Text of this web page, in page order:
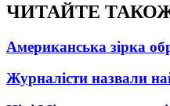
ЧИТАЙТЕ
Американська зірка
Журналісти назвали